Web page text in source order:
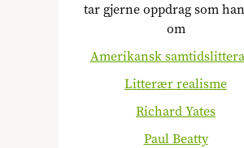
tar gjerne oppdrag som
om
Amerikansk
Litterær realisme
Richard Yates
Paul Beatty